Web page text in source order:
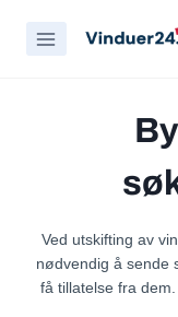
Ved utskifting av
nødvendig å sende
få tillatelse fra